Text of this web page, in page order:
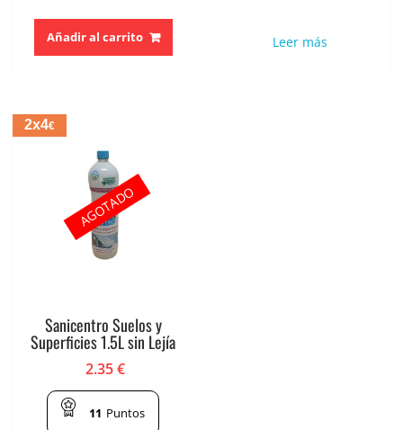
Añadir al carrito Leer más
2x4€
Sanicentro Suelos y
Superficies 1.5L sin Lejía
2.35€
11 Puntos
AGOTADO